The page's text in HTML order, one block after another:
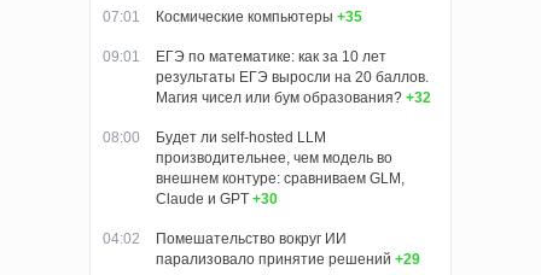
07:01 Космические компьютеры +35
09:01
ЕГЭ по математике: как за 10 лет
результаты ЕГЭ выросли на 20 баллов.
Магия чисел или бум образования? +32
08:00
Будет ли self-hosted LLM
производительнее, чем модель во
внешнем контуре: сравниваем GLM,
Claude и GPT +30
04:02
Помешательство вокруг ИИ
парализовало принятие решений +29